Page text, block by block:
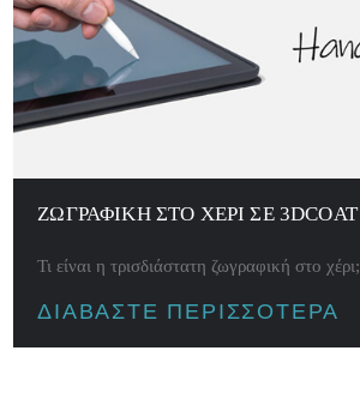
ΖΩΓΡΑΦΙΚΉ ΣΤΟ ΧΈΡΙ ΣΕ 3DCOAT
Τι είναι η τρισδιάστατη ζωγραφική στο χέρι;
ΔΙΑΒΆΣΤΕ ΠΕΡΙΣΣΌΤΕΡΑ